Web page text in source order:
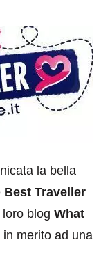
la bella
Best Traveller
blog What
merito ad una